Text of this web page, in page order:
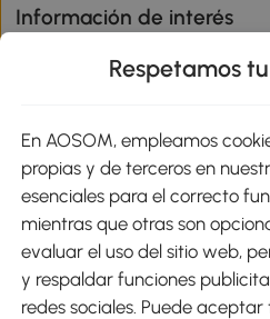
Información de interés
Métodos de Pago
Envíos
Respetamos
En AOSOM, empleamos
propias y de terceros en
esenciales para el correcto
mientras que otras son
evaluar el uso del sitio web,
y respaldar funciones
redes sociales. Puede